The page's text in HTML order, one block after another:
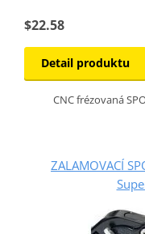
$22.58
Detail produktu
CNC frézovaná
ZALAMOVACÍ